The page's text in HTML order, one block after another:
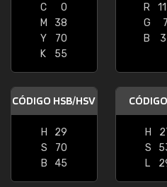
C
0
M
38
Y
70
K
55
R
G
B
CÓDIGO HSB/HSV
H
29
S
70
B
45
H
S
L